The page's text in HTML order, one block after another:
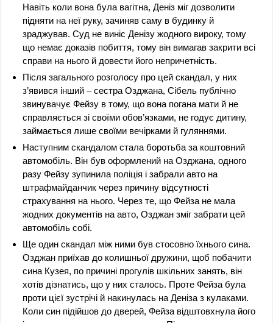
Навіть коли вона була вагітна, Деніз міг дозволити
підняти на неї руку, зачиняв саму в будинку й
зраджував. Суд не виніс Денізу жодного вироку, тому
що немає доказів побиття, тому він вимагав закрити всі
справи на нього й довести його непричетність.
Після загального розголосу про цей скандал, у них
з’явився інший – сестра Озджана, Сібель публічно
звинувачує Фейзу в тому, що вона погана мати й не
справляється зі своїми обов’язками, не годує дитину,
займається лише своїми вечірками й гуляннями.
Наступним скандалом стала боротьба за коштовний
автомобіль. Він був оформлений на Озджана, одного
разу Фейзу зупинила поліція і забрали авто на
штрафмайданчик через причину відсутності
страхування на нього. Через те, що Фейза не мала
жодних документів на авто, Озджан зміг забрати цей
автомобіль собі.
Ще один скандал між ними був стосовно їхнього сина.
Озджан приїхав до колишньої дружини, щоб побачити
сина Кузея, по причині прогулів шкільних занять, він
хотів дізнатись, що у них сталось. Проте Фейза була
проти цієї зустрічі й накинулась на Деніза з кулаками.
Коли син підійшов до дверей, Фейза відштовхнула його